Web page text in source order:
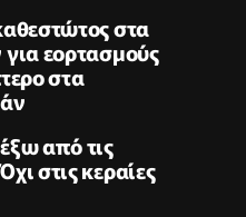
στα
εορτασμούς
στα
από τις
στις κεραίες